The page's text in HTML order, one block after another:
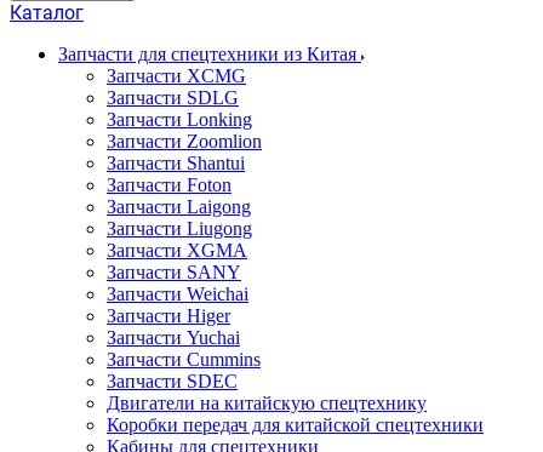
Каталог
Запчасти для спецтехники из Китая
Запчасти XCMG
Запчасти SDLG
Запчасти Lonking
Запчасти Zoomlion
Запчасти Shantui
Запчасти Foton
Запчасти Laigong
Запчасти Liugong
Запчасти XGMA
Запчасти SANY
Запчасти Weichai
Запчасти Higer
Запчасти Yuchai
Запчасти Cummins
Запчасти SDEC
Двигатели на китайскую спецтехнику
Коробки передач для китайской спецтехники
Кабины для спецтехники